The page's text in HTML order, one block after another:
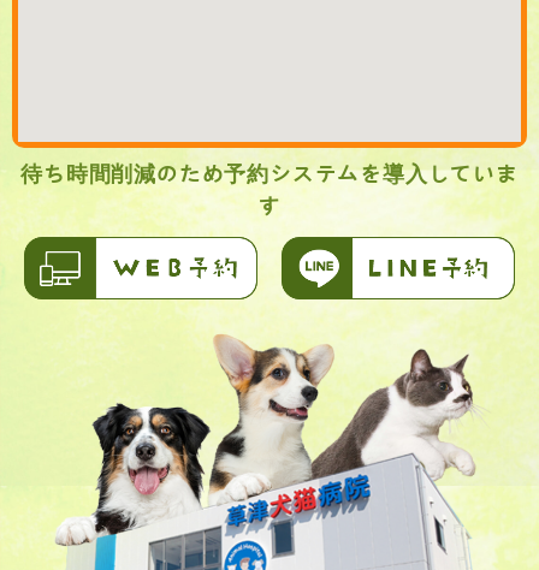
待ち時間削減のため予約システムを導入していま
す